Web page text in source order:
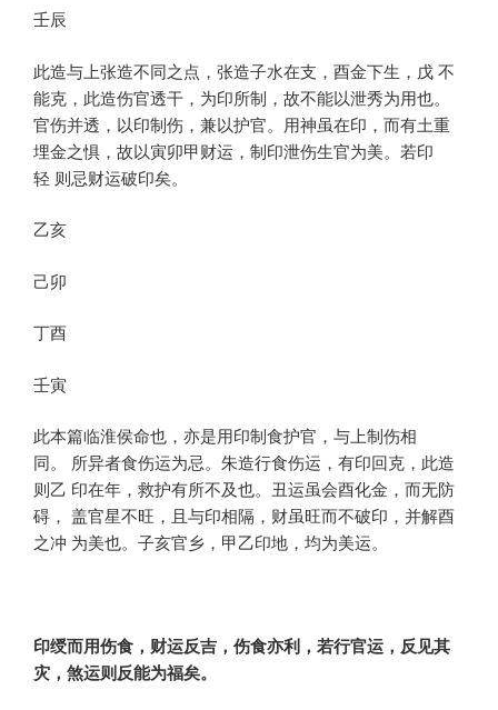
壬辰
此造与上张造不同之点，张造子水在支，酉金下生，戊 不
能克，此造伤官透干，为印所制，故不能以泄秀为用也。
官伤并透，以印制伤，兼以护官。用神虽在印，而有土重
埋金之惧，故以寅卯甲财运，制印泄伤生官为美。若印
轻 则忌财运破印矣。
乙亥
己卯
丁酉
壬寅
此本篇临淮侯命也，亦是用印制食护官，与上制伤相
同。 所异者食伤运为忌。朱造行食伤运，有印回克，此造
则乙 印在年，救护有所不及也。丑运虽会酉化金，而无防
碍， 盖官星不旺，且与印相隔，财虽旺而不破印，并解酉
之冲 为美也。子亥官乡，甲乙印地，均为美运。
印绶而用伤食，财运反吉，伤食亦利，若行官运，反见其
灾，煞运则反能为福矣。